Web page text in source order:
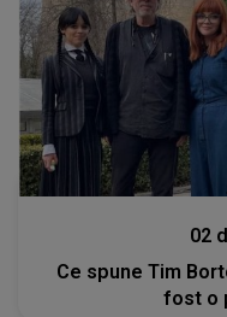
02
Ce spune Tim
fost o